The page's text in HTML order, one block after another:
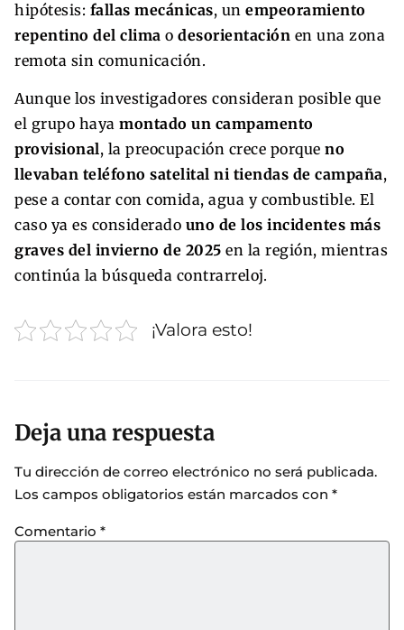
hipótesis: fallas mecánicas, un empeoramiento
repentino del clima o desorientación en una zona
remota sin comunicación.
Aunque los investigadores consideran posible que
el grupo haya montado un campamento
provisional, la preocupación crece porque no
llevaban teléfono satelital ni tiendas de campaña,
pese a contar con comida, agua y combustible. El
caso ya es considerado uno de los incidentes más
graves del invierno de 2025 en la región, mientras
continúa la búsqueda contrarreloj.
¡Valora esto!
Deja una respuesta
Tu dirección de correo electrónico no será publicada.
Los campos obligatorios están marcados con *
Comentario *